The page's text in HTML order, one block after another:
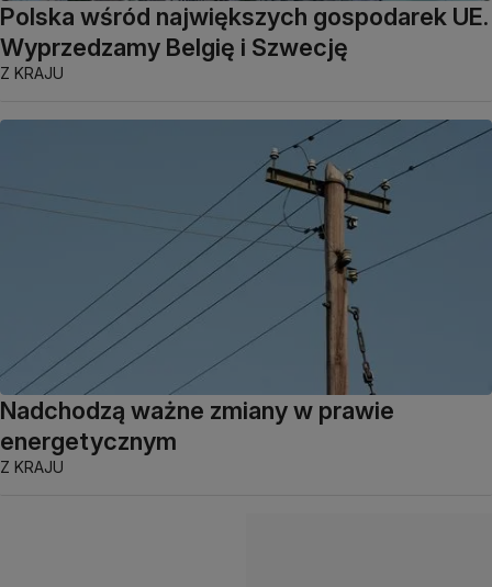
Polska wśród największych gospodarek UE.
Wyprzedzamy Belgię i Szwecję
Z KRAJU
Nadchodzą ważne zmiany w prawie
energetycznym
Z KRAJU